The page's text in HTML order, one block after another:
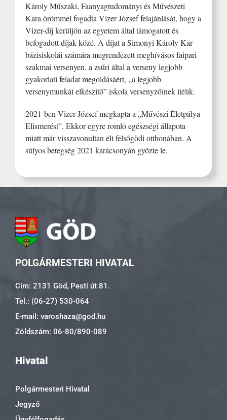
Károly Műszaki, Faanyagtudományi és Művészeti
Kara örömmel fogadta Vizer József felajánlását, hogy a
Vizer-díj kerüljön az egyetem által támogatott és
befogadott díjak közé. A díjat a Simonyi Károly Kar
bázisiskolái számára megrendezett meghívásos faipari
szakmai versenyen, a zsűri által a verseny legjobb
gyakorlati feladat megoldásáért, „a legjobb
versenymunkát elkészítő” iskola versenyzőinek ítélik.
2021-ben Vizer József megkapta a „Művészi Életpálya
Elismerést”. Ekkor egyre romló egészségi állapota
miatt már visszavonultan élt felsőgödi otthonában. A
súlyos betegség 2021 karácsonyán győzte le.
POLGÁRMESTERI HIVATAL
Cím: 2131 Göd, Pesti út 81.
Tel.: (06-27) 530-064
E-mail: varoshaza@god.hu
Zöldszám: 06-80/890-089
Hivatal
Polgármesteri Hivatal
Jegyző